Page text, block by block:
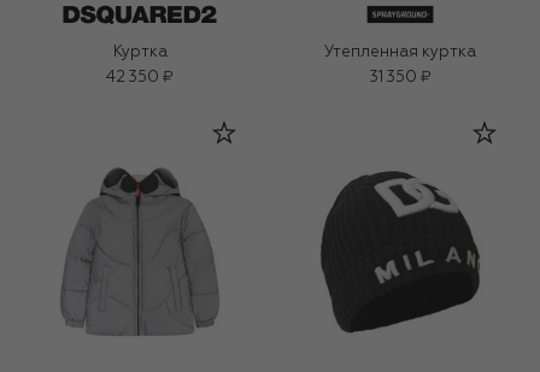
Куртка
42 350 ₽
Утепленная куртка
31 350 ₽